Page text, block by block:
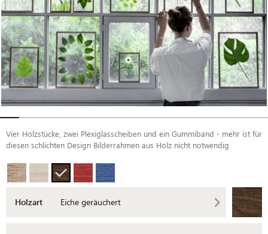
Vier Holzstücke, zwei Plexiglasscheiben und ein Gummiband - mehr ist für
diesen schlichten Design Bilderrahmen aus Holz nicht notwendig
Holzart Eiche geräuchert